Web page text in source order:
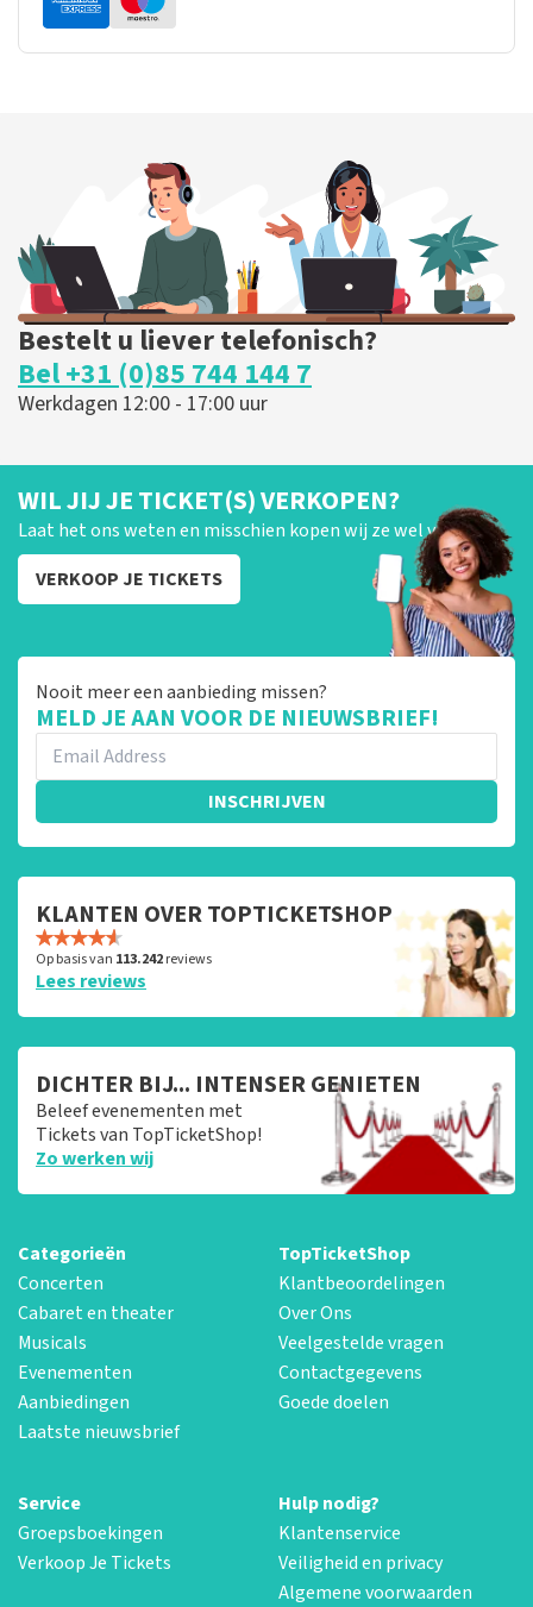
Bestelt u liever telefonisch?
Bel +31 (0)85 744 144 7
Werkdagen 12:00 - 17:00 uur
WIL JIJ JE TICKET(S) VERKOPEN?
Laat het ons weten en misschien kopen wij ze wel van je!
VERKOOP JE TICKETS
Nooit meer een aanbieding missen?
MELD JE AAN VOOR DE NIEUWSBRIEF!
INSCHRIJVEN
KLANTEN OVER TOPTICKETSHOP
Op basis van 113.242reviews
Lees reviews
DICHTER BIJ... INTENSER GENIETEN
Beleef evenementen met
Tickets van TopTicketShop!
Zo werken wij
Categorieën
Concerten
Cabaret en theater
Musicals
Evenementen
Aanbiedingen
Laatste nieuwsbrief
TopTicketShop
Klantbeoordelingen
Over Ons
Veelgestelde vragen
Contactgegevens
Goede doelen
Service
Groepsboekingen
Verkoop Je Tickets
Hulp nodig?
Klantenservice
Veiligheid en privacy
Algemene voorwaarden